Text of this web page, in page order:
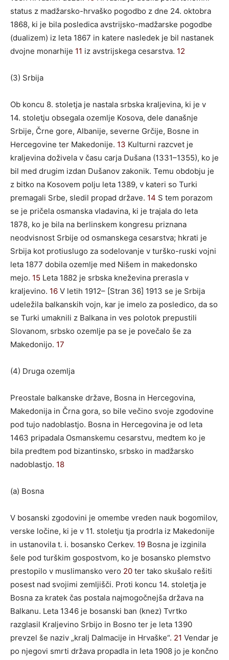
status z madžarsko-hrvaško pogodbo z dne 24. oktobra
1868, ki je bila posledica avstrijsko-madžarske pogodbe
(dualizem) iz leta 1867 in katere nasledek je bil nastanek
dvojne monarhije 11 iz avstrijskega cesarstva. 12
(3) Srbija
Ob koncu 8. stoletja je nastala srbska kraljevina, ki je v
14. stoletju obsegala ozemlje Kosova, dele današnje
Srbije, Črne gore, Albanije, severne Grčije, Bosne in
Hercegovine ter Makedonije. 13 Kulturni razcvet je
kraljevina doživela v času carja Dušana (1331–1355), ko je
bil med drugim izdan Dušanov zakonik. Temu obdobju je
z bitko na Kosovem polju leta 1389, v kateri so Turki
premagali Srbe, sledil propad države. 14 S tem porazom
se je pričela osmanska vladavina, ki je trajala do leta
1878, ko je bila na berlinskem kongresu priznana
neodvisnost Srbije od osmanskega cesarstva; hkrati je
Srbija kot protiuslugo za sodelovanje v turško-ruski vojni
leta 1877 dobila ozemlje med Nišem in makedonsko
mejo. 15 Leta 1882 je srbska kneževina prerasla v
kraljevino. 16 V letih 1912– [Stran 36] 1913 se je Srbija
udeležila balkanskih vojn, kar je imelo za posledico, da so
se Turki umaknili z Balkana in ves polotok prepustili
Slovanom, srbsko ozemlje pa se je povečalo še za
Makedonijo. 17
(4) Druga ozemlja
Preostale balkanske države, Bosna in Hercegovina,
Makedonija in Črna gora, so bile večino svoje zgodovine
pod tujo nadoblastjo. Bosna in Hercegovina je od leta
1463 pripadala Osmanskemu cesarstvu, medtem ko je
bila predtem pod bizantinsko, srbsko in madžarsko
nadoblastjo. 18
(a) Bosna
V bosanski zgodovini je omembe vreden nauk bogomilov,
verske ločine, ki je v 11. stoletju tja prodrla iz Makedonije
in ustanovila t. i. bosansko Cerkev. 19 Bosna je izginila
šele pod turškim gospostvom, ko je bosansko plemstvo
prestopilo v muslimansko vero 20 ter tako skušalo rešiti
posest nad svojimi zemljišči. Proti koncu 14. stoletja je
Bosna za kratek čas postala najmogočnejša država na
Balkanu. Leta 1346 je bosanski ban (knez) Tvrtko
razglasil Kraljevino Srbijo in Bosno ter je leta 1390
prevzel še naziv „kralj Dalmacije in Hrvaške“. 21 Vendar je
po njegovi smrti država propadla in leta 1908 jo je končno